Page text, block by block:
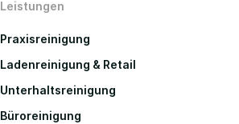
Leistungen
Praxisreinigung
Ladenreinigung & Retail
Unterhaltsreinigung
Büroreinigung